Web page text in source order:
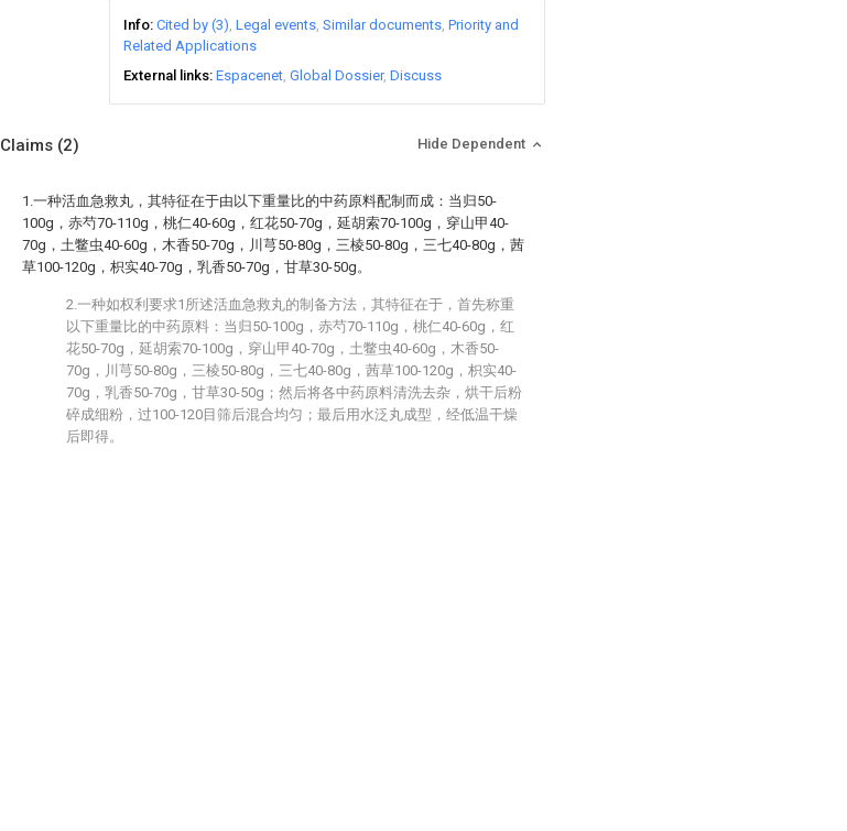
Info Cited by (3) Legal events Similar documents Priority and
Related Applications
External links Espacenet Global Dossier Discuss
Claims (2) Hide Dependent
1.一种活血急救丸，其特征在于由以下重量比的中药原料配制而成：当归50-
100g，赤芍70-110g，桃仁40-60g，红花50-70g，延胡索70-100g，穿山甲40-
70g，土鳖虫40-60g，木香50-70g，川芎50-80g，三棱50-80g，三七40-80g，茜
草100-120g，枳实40-70g，乳香50-70g，甘草30-50g。
2.一种如权利要求1所述活血急救丸的制备方法，其特征在于，首先称重
以下重量比的中药原料：当归50-100g，赤芍70-110g，桃仁40-60g，红
花50-70g，延胡索70-100g，穿山甲40-70g，土鳖虫40-60g，木香50-
70g，川芎50-80g，三棱50-80g，三七40-80g，茜草100-120g，枳实40-
70g，乳香50-70g，甘草30-50g；然后将各中药原料清洗去杂，烘干后粉
碎成细粉，过100-120目筛后混合均匀；最后用水泛丸成型，经低温干燥
后即得。